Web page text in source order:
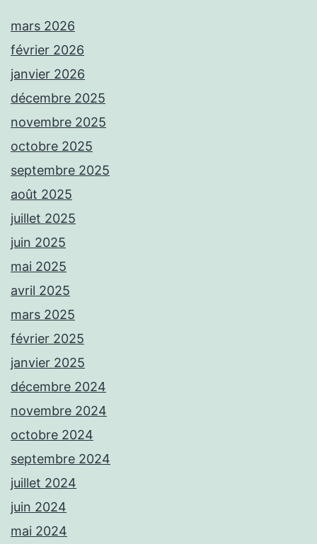
mars 2026
février 2026
janvier 2026
décembre 2025
novembre 2025
octobre 2025
septembre 2025
août 2025
juillet 2025
juin 2025
mai 2025
avril 2025
mars 2025
février 2025
janvier 2025
décembre 2024
novembre 2024
octobre 2024
septembre 2024
juillet 2024
juin 2024
mai 2024